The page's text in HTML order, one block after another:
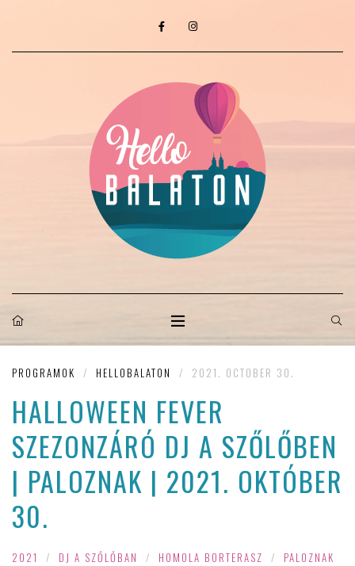
PROGRAMOK / HELLOBALATON / 2021. OCTOBER 30.
HALLOWEEN FEVER
SZEZONZÁRÓ DJ A SZŐLŐBEN
| PALOZNAK | 2021. OKTÓBER
30.
2021 / DJ A SZŐLŐBAN / HOMOLA BORTERASZ / PALOZNAK